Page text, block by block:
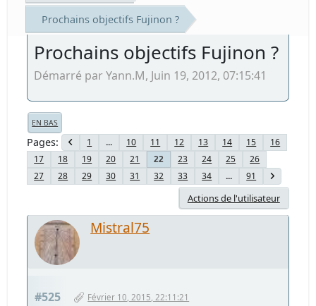
Prochains objectifs Fujinon ?
Prochains objectifs Fujinon ?
Démarré par Yann.M, Juin 19, 2012, 07:15:41
EN BAS
Pages 1 ... 10 11 12 13 14 15
16
17
18 19 20 21 22 23 24 25
26
27
28 29 30 31 32 33 34 ... 91
Actions de l'utilisateur
Mistral75
#525 Février 10, 2015, 22:11:21